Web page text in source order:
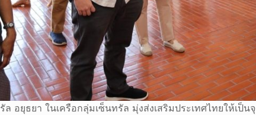
อยุธยา ในเครือกลุ่มเซ็นทรัล มุ่งส่งเสริมประเทศไทยให้เป็